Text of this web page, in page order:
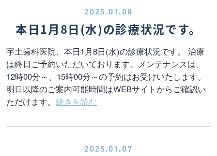
2025.01.08
本日1月8日(水)の診療状況です。
宇土歯科医院、本日1月8日(水)の診療状況です。 治療
は終日ご予約いただいております。メンテナンスは、
12時00分～、15時00分～の予約はお受けいたします。
明日以降のご案内可能時間はWEBサイトからご確認い
ただけます。続きを読む
2025.01.07